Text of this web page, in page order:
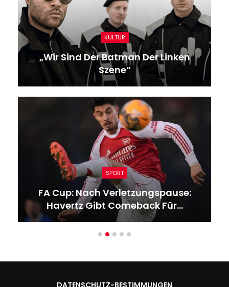
KULTUR
„Wir Sind Der Batman Der Linken
Szene“
SPORT
FA Cup: Nach Verletzungspause:
Havertz Gibt Comeback Für…